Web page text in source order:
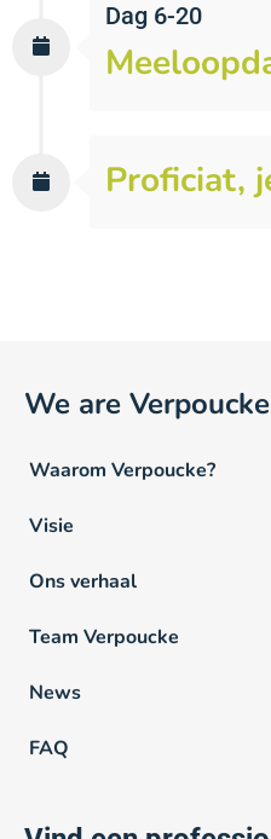
Dag 6-20
Proficiat,
We are Verpoucke
Waarom Verpoucke?
Visie
Ons verhaal
Team Verpoucke
News
FAQ